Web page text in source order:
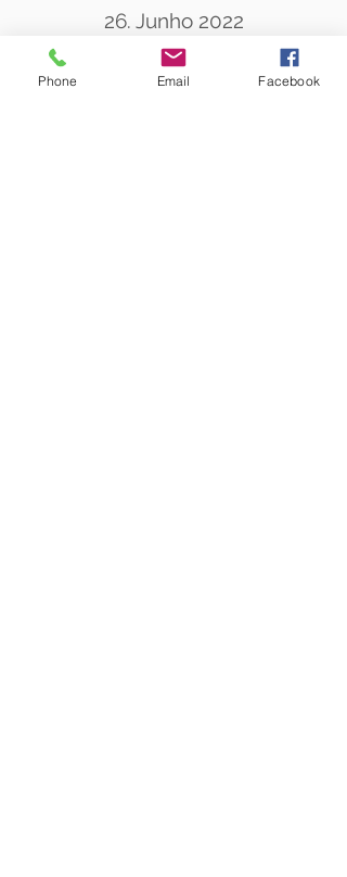
26. Junho 2022
03. Julho 2022
Phone Email Facebook